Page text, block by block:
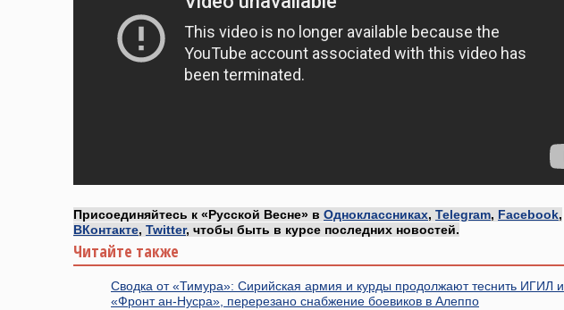
Присоединяйтесь к «Русской Весне» в Одноклассниках, Telegram, Facebook,
ВКонтакте, Twitter, чтобы быть в курсе последних новостей.
Читайте также
Сводка от «Тимура»: Сирийская армия и курды продолжают теснить ИГИЛ и
«Фронт ан-Нусра», перерезано снабжение боевиков в Алеппо